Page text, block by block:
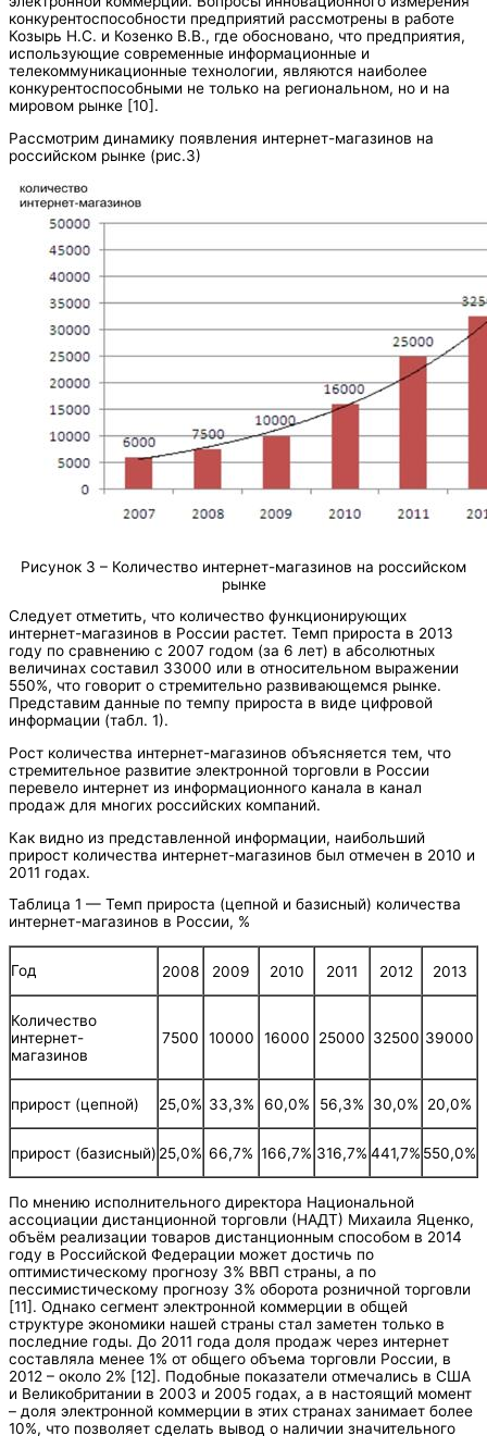
конкурентоспособности предприятий рассмотрены в работе
Козырь Н.С. и Козенко В.В., где обосновано, что предприятия,
использующие современные информационные и
телекоммуникационные технологии, являются наиболее
конкурентоспособными не только на региональном, но и на
мировом рынке [10].
Рассмотрим динамику появления интернет-магазинов на
российском рынке (рис.3)
Рисунок 3 – Количество интернет-магазинов на российском
рынке
Следует отметить, что количество функционирующих
интернет-магазинов в России растет. Темп прироста в 2013
году по сравнению с 2007 годом (за 6 лет) в абсолютных
величинах составил 33000 или в относительном выражении
550%, что говорит о стремительно развивающемся рынке.
Представим данные по темпу прироста в виде цифровой
информации (табл. 1).
Рост количества интернет-магазинов объясняется тем, что
стремительное развитие электронной торговли в России
перевело интернет из информационного канала в канал
продаж для многих российских компаний.
Как видно из представленной информации, наибольший
прирост количества интернет-магазинов был отмечен в 2010 и
2011 годах.
Таблица 1 — Темп прироста (цепной и базисный) количества
интернет-магазинов в России, %
Год 2008 2009 2010 2011 2012 2013
Количество
интернет-
магазинов
7500 10000 16000 25000 32500 39000
прирост (цепной) 25,0% 33,3% 60,0% 56,3% 30,0% 20,0%
прирост (базисный) 25,0% 66,7% 166,7% 316,7% 441,7% 550,0%
По мнению исполнительного директора Национальной
ассоциации дистанционной торговли (НАДТ) Михаила Яценко,
объём реализации товаров дистанционным способом в 2014
году в Российской Федерации может достичь по
оптимистическому прогнозу 3% ВВП страны, а по
пессимистическому прогнозу 3% оборота розничной торговли
[11]. Однако сегмент электронной коммерции в общей
структуре экономики нашей страны стал заметен только в
последние годы. До 2011 года доля продаж через интернет
составляла менее 1% от общего объема торговли России, в
2012 – около 2% [12]. Подобные показатели отмечались в США
и Великобритании в 2003 и 2005 годах, а в настоящий момент
– доля электронной коммерции в этих странах занимает более
10%, что позволяет сделать вывод о наличии значительного